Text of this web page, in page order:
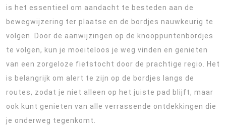
is het essentieel om aandacht te besteden aan de
bewegwijzering ter plaatse en de bordjes nauwkeurig te
volgen. Door de aanwijzingen op de knooppuntenbordjes
te volgen, kun je moeiteloos je weg vinden en genieten
van een zorgeloze fietstocht door de prachtige regio. Het
is belangrijk om alert te zijn op de bordjes langs de
routes, zodat je niet alleen op het juiste pad blijft, maar
ook kunt genieten van alle verrassende ontdekkingen die
je onderweg tegenkomt.